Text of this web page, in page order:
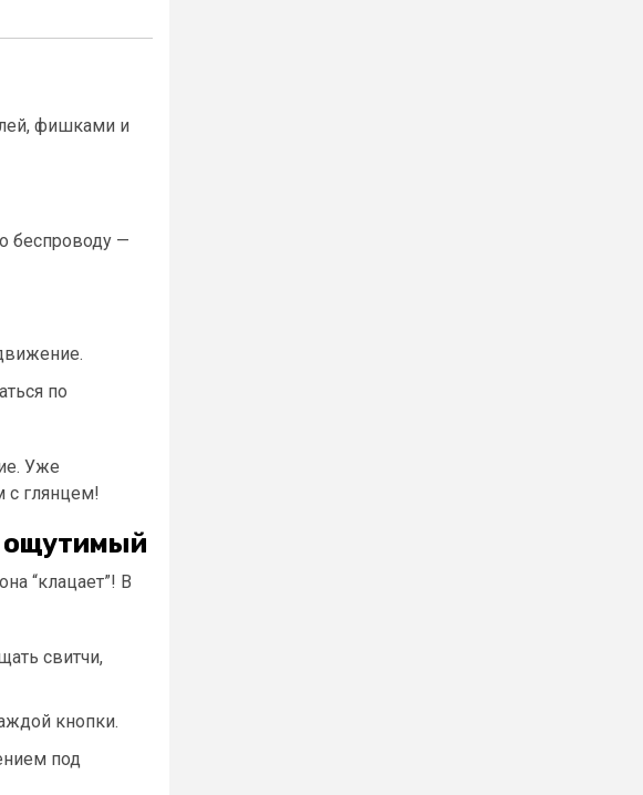
фишками и
беспроводу —
по
Уже
с глянцем!
ощутимый
“клацает”! В
свитчи,
кнопки.
под